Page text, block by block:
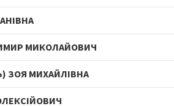
МИКОЛАЙОВИЧ
ЗОЯ МИХАЙЛІВНА